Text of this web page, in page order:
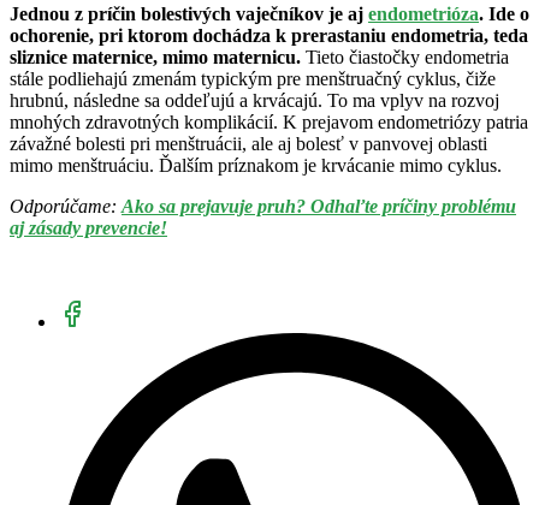
Jednou z príčin bolestivých vaječníkov je aj endometrióza. Ide o
ochorenie, pri ktorom dochádza k prerastaniu endometria, teda
sliznice maternice, mimo maternicu. Tieto čiastočky endometria
stále podliehajú zmenám typickým pre menštruačný cyklus, čiže
hrubnú, následne sa oddeľujú a krvácajú. To ma vplyv na rozvoj
mnohých zdravotných komplikácií. K prejavom endometriózy patria
závažné bolesti pri menštruácii, ale aj bolesť v panvovej oblasti
mimo menštruáciu. Ďalším príznakom je krvácanie mimo cyklus.
Odporúčame: Ako sa prejavuje pruh? Odhaľte príčiny problému
aj zásady prevencie!